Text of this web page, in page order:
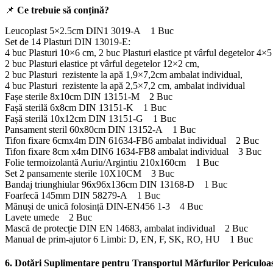
📌 Ce trebuie să conțină?
Leucoplast 5×2.5cm DIN1 3019-A 1 Buc
Set de 14 Plasturi DIN 13019-E:
4 buc Plasturi 10×6 cm, 2 buc Plasturi elastice pt vârful degetelor
2 buc Plasturi elastice pt vârful degetelor 12×2 cm,
2 buc Plasturi rezistente la apă 1,9×7,2cm ambalat individual,
4 buc Plasturi rezistente la apă 2,5×7,2 cm, ambalat individual
Fașe sterile 8x10cm DIN 13151-M 2 Buc
Fașă sterilă 6x8cm DIN 13151-K 1 Buc
Fașă sterilă 10x12cm DIN 13151-G 1 Buc
Pansament steril 60x80cm DIN 13152-A 1 Buc
Tifon fixare 6cmx4m DIN 61634-FB6 ambalat individual 2 Buc
Tifon fixare 8cm x4m DIN6 1634-FB8 ambalat individual 3 Buc
Folie termoizolantă Auriu/Argintiu 210x160cm 1 Buc
Set 2 pansamente sterile 10X10CM 3 Buc
Bandaj triunghiular 96x96x136cm DIN 13168-D 1 Buc
Foarfecă 145mm DIN 58279-A 1 Buc
Mănuși de unică folosință DIN-EN456 1-3 4 Buc
Lavete umede 2 Buc
Mască de protecție DIN EN 14683, ambalat individual 2 Buc
Manual de prim-ajutor 6 Limbi: D, EN, F, SK, RO, HU 1 Buc
6. Dotări Suplimentare pentru Transportul Mărfurilor